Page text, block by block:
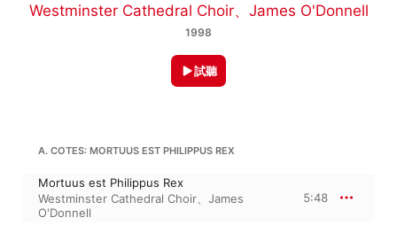
Westminster Cathedral Choir、 James O'Donnell
1998
試聽
A. COTES: MORTUUS EST PHILIPPUS REX
Mortuus est Philippus Rex
Westminster Cathedral Choir、 James
O'Donnell
5:48